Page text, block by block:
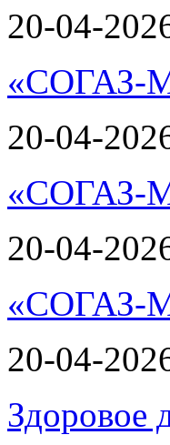
20-04-
«СОГАЗ-
20-04-
«СОГАЗ-
20-04-
«СОГАЗ-
20-04-
Здоровое